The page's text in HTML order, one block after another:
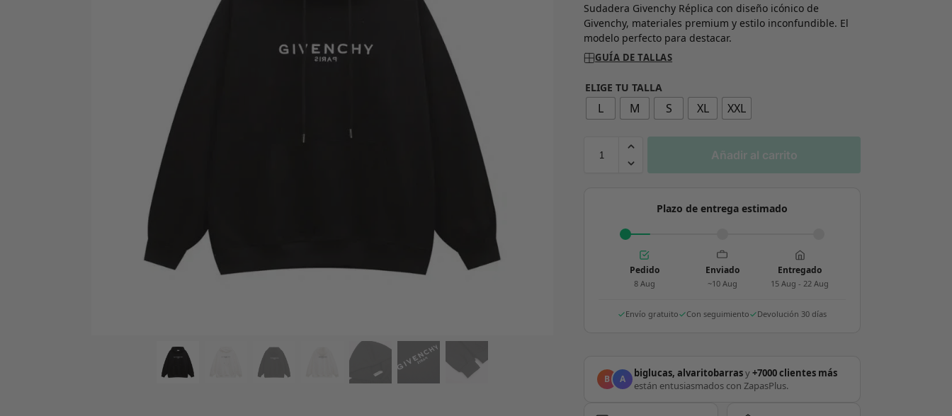
Sudadera Givenchy Réplica con diseño icónico de
Givenchy, materiales premium y estilo inconfundible. El
modelo perfecto para destacar.
GUÍA DE TALLAS
ELIGE TU TALLA
L M S XL XXL
Añadir al carrito
Plazo de entrega estimado
Pedido
8 Aug
Enviado
~10 Aug
Entregado
15 Aug - 22 Aug
Envío gratuito Con seguimiento Devolución 30 días
B A biglucas, alvaritobarrasy+7000 clientes más
están entusiasmados con ZapasPlus.